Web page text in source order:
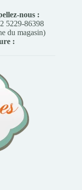
nous :
5229-86398
du magasin)
: